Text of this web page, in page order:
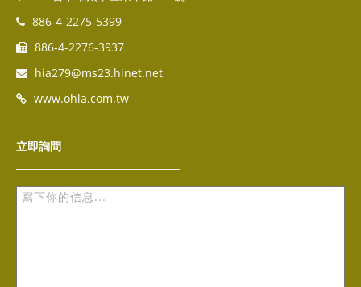
886-4-2275-5399
886-4-2276-3937
hia279@ms23.hinet.net
www.ohla.com.tw
立即詢問